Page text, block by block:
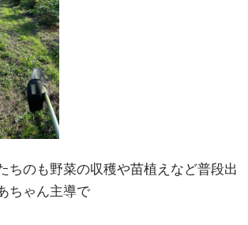
ちのも野菜の収穫や苗植えなど普段出
ちゃん主導で